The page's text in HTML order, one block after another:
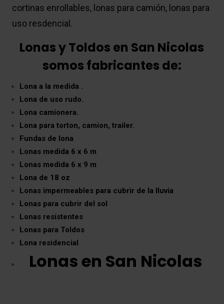
cortinas enrollables, lonas para camión, lonas para
uso resdencial.
Lonas y Toldos en San Nicolas
somos fabricantes de:
Lona a la medida .
Lona de uso rudo.
Lona camionera.
Lona para torton, camion, trailer.
Fundas de lona
Lonas medida 6 x 6 m
Lonas medida 6 x 9 m
Lona de 18 oz
Lonas impermeables para cubrir de la lluvia
Lonas para cubrir del sol
Lonas resistentes
Lonas para Toldos
Lona residencial
Lonas en San Nicolas